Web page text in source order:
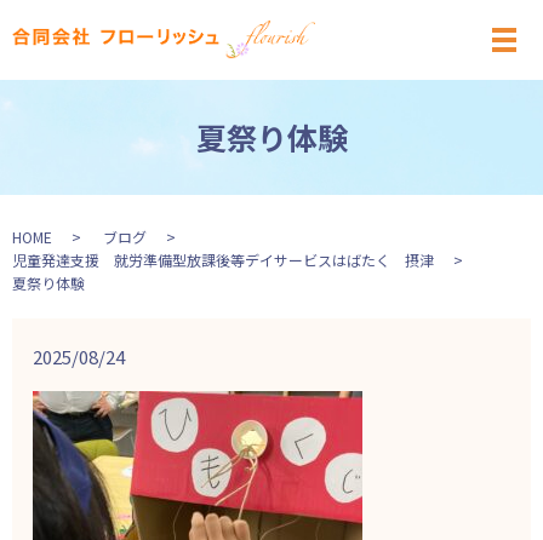
メ
夏祭り体験
HOME
ブログ
児童発達支援 就労準備型放課後等デイサービスはばたく 摂津
夏祭り体験
2025/08/24